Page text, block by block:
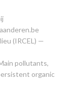
(IRCEL) —
pollutants,
organic